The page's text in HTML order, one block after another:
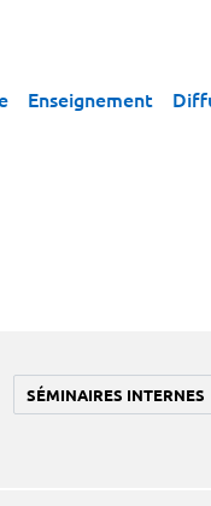
Enseignement
SÉMINAIRES INTERNES